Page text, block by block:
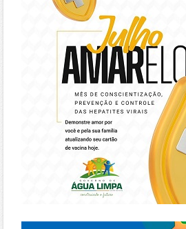
https://piracanjuba.go.gov.br/